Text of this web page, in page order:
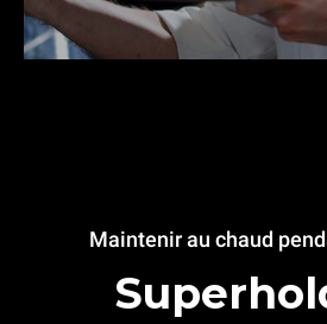
Maintenir au chaud